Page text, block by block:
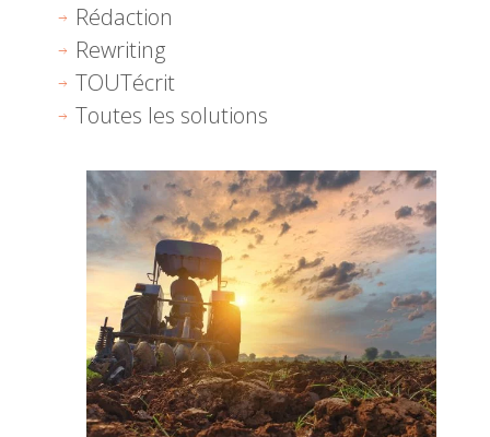
Rédaction
Rewriting
TOUTécrit
Toutes les solutions